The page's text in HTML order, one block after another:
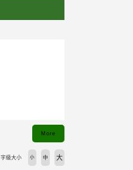
More
字級大小 小 中 大